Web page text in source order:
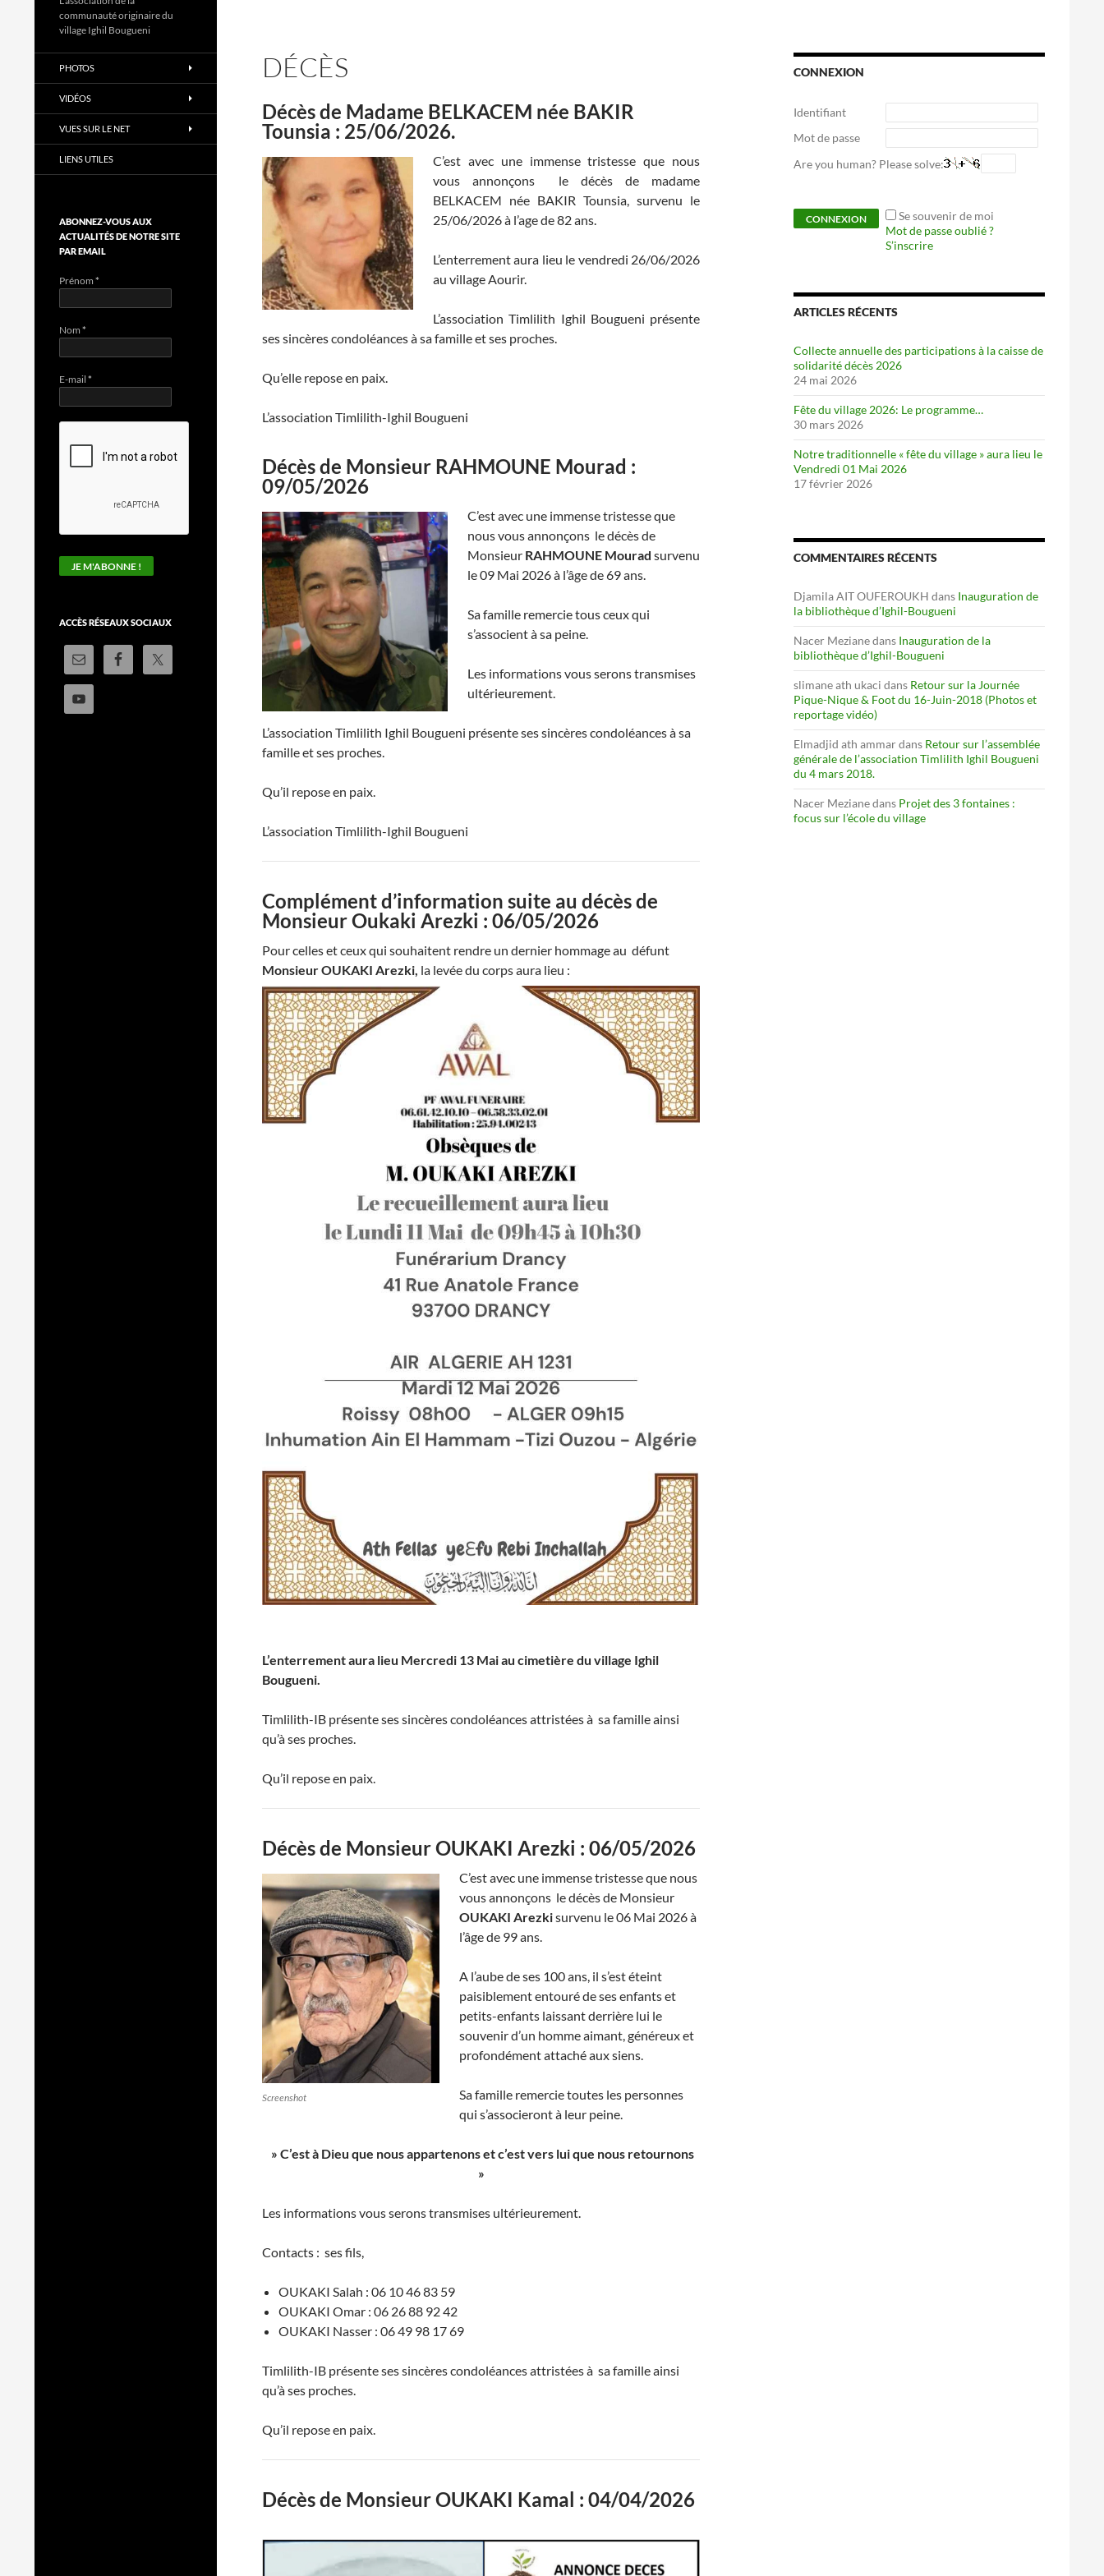
DÉCÈS
Décès de Madame BELKACEM née BAKIR
Tounsia : 25/06/2026.
C’est avec une immense tristesse que nous
vous annonçons le décès de madame
BELKACEM née BAKIR Tounsia, survenu le
25/06/2026 à l’age de 82 ans.
L’enterrement aura lieu le vendredi 26/06/2026
au village Aourir.
L’association Timlilith Ighil Bougueni présente
ses sincères condoléances à sa famille et ses proches.
Qu’elle repose en paix.
L’association Timlilith-Ighil Bougueni
Décès de Monsieur RAHMOUNE Mourad :
09/05/2026
C’est avec une immense tristesse que
nous vous annonçons le décès de
Monsieur RAHMOUNE Mourad survenu
le 09 Mai 2026 à l’âge de 69 ans.
Sa famille remercie tous ceux qui
s’associent à sa peine.
Les informations vous serons transmises
ultérieurement.
L’association Timlilith Ighil Bougueni présente ses sincères condoléances à sa
famille et ses proches.
Qu’il repose en paix.
L’association Timlilith-Ighil Bougueni
Complément d’information suite au décès de
Monsieur Oukaki Arezki : 06/05/2026
Pour celles et ceux qui souhaitent rendre un dernier hommage au défunt
Monsieur OUKAKI Arezki, la levée du corps aura lieu :
L’enterrement aura lieu Mercredi 13 Mai au cimetière du village Ighil
Bougueni.
Timlilith-IB présente ses sincères condoléances attristées à sa famille ainsi
qu’à ses proches.
Qu’il repose en paix.
Décès de Monsieur OUKAKI Arezki : 06/05/2026
Screenshot
C’est avec une immense tristesse que nous
vous annonçons le décès de Monsieur
OUKAKI Arezkisurvenu le 06 Mai 2026 à
l’âge de 99 ans.
A l’aube de ses 100 ans, il s’est éteint
paisiblement entouré de ses enfants et
petits-enfants laissant derrière lui le
souvenir d’un homme aimant, généreux et
profondément attaché aux siens.
Sa famille remercie toutes les personnes
qui s’associeront à leur peine.
» C’est à Dieu que nous appartenonsetc’est vers lui que nous retournons
»
Les informations vous serons transmises ultérieurement.
Contacts : ses fils,
OUKAKI Salah : 06 10 46 83 59
OUKAKI Omar : 06 26 88 92 42
OUKAKI Nasser : 06 49 98 17 69
Timlilith-IB présente ses sincères condoléances attristées à sa famille ainsi
qu’à ses proches.
Qu’il repose en paix.
Décès de Monsieur OUKAKI Kamal : 04/04/2026
CONNEXION
Identifiant
Mot de passe
Are you human? Please solve:
Se souvenir de moi
Mot de passe oublié ?
S’inscrire
ARTICLES RÉCENTS
Collecte annuelle des participations à la caisse de
solidarité décès 2026
24 mai 2026
Fête du village 2026: Le programme…
30 mars 2026
Notre traditionnelle « fête du village » aura lieu le
Vendredi 01 Mai 2026
17 février 2026
COMMENTAIRES RÉCENTS
Djamila AIT OUFEROUKH dans Inauguration de
la bibliothèque d’Ighil-Bougueni
Nacer Mezianedans Inauguration de la
bibliothèque d’Ighil-Bougueni
slimane ath ukaci dans Retour sur la Journée
Pique-Nique & Foot du 16-Juin-2018 (Photos et
reportage vidéo)
Elmadjid ath ammardans Retour sur l’assemblée
générale de l’association Timlilith Ighil Bougueni
du 4 mars 2018.
Nacer Mezianedans Projet des 3 fontaines :
focus sur l’école du village
communauté originaire du
village Ighil Bougueni
PHOTOS
VIDÉOS
VUES SUR LE NET
LIENS UTILES
ABONNEZ-VOUS AUX
ACTUALITÉS DE NOTRE SITE
PAR EMAIL
Prénom *
Nom *
E-mail *
ACCÈS RÉSEAUX SOCIAUX